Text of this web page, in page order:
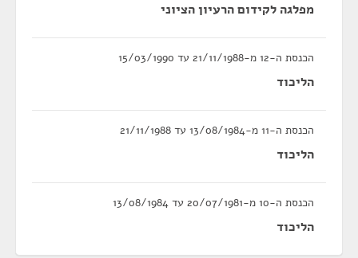
מפלגה לקידום הרעיון הציוני
הכנסת ה-12 מ-21/11/1988 עד 15/03/1990
הליכוד
הכנסת ה-11 מ-13/08/1984 עד 21/11/1988
הליכוד
הכנסת ה-10 מ-20/07/1981 עד 13/08/1984
הליכוד